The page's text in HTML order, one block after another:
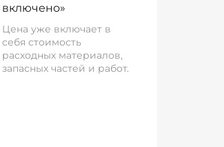
включено»
Цена уже включает в
себя стоимость
расходных материалов,
запасных частей и работ.